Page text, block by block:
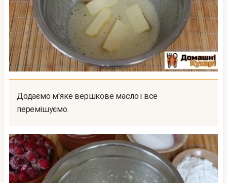
Додаємо м'яке вершкове масло і все
перемішуємо.